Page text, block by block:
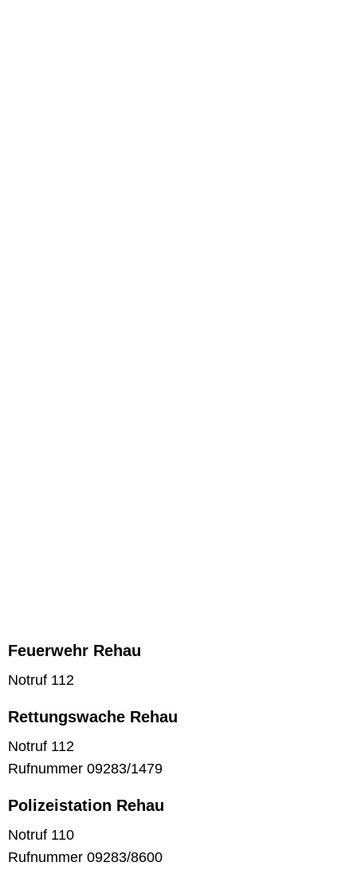
Feuerwehr Rehau
Notruf 112
Rettungswache Rehau
Notruf 112
Rufnummer 09283/1479
Polizeistation Rehau
Notruf 110
Rufnummer 09283/8600